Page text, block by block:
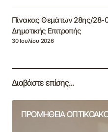
Πίνακας Θεμάτων 28ης/28-
Δημοτικής Επιτροπής
30 Ιουλίου 2026
Διαβάστε επίσης...
ΠΡΟΜΗΘΕΙΑ